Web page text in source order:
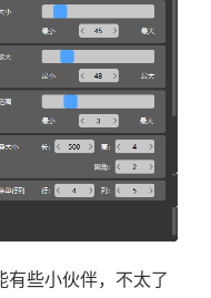
有些小伙伴，不太了